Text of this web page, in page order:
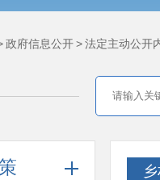
政府信息公开>法定主动公开